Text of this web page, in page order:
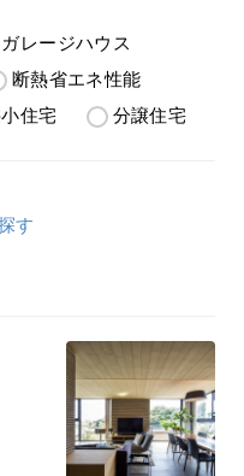
ガレージハウス
断熱省エネ性能
住宅 分譲住宅
す